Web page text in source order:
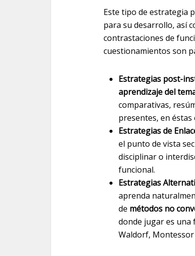
Este tipo de estrategia
para su desarrollo, así
contrastaciones de
cuestionamientos son
Estrategias post-
aprendizaje del
comparativas,
presentes, en
Estrategias de
el punto de vista
disciplinar o
funcional.
Estrategias
aprenda
de métodos no
donde jugar es una
Waldorf,